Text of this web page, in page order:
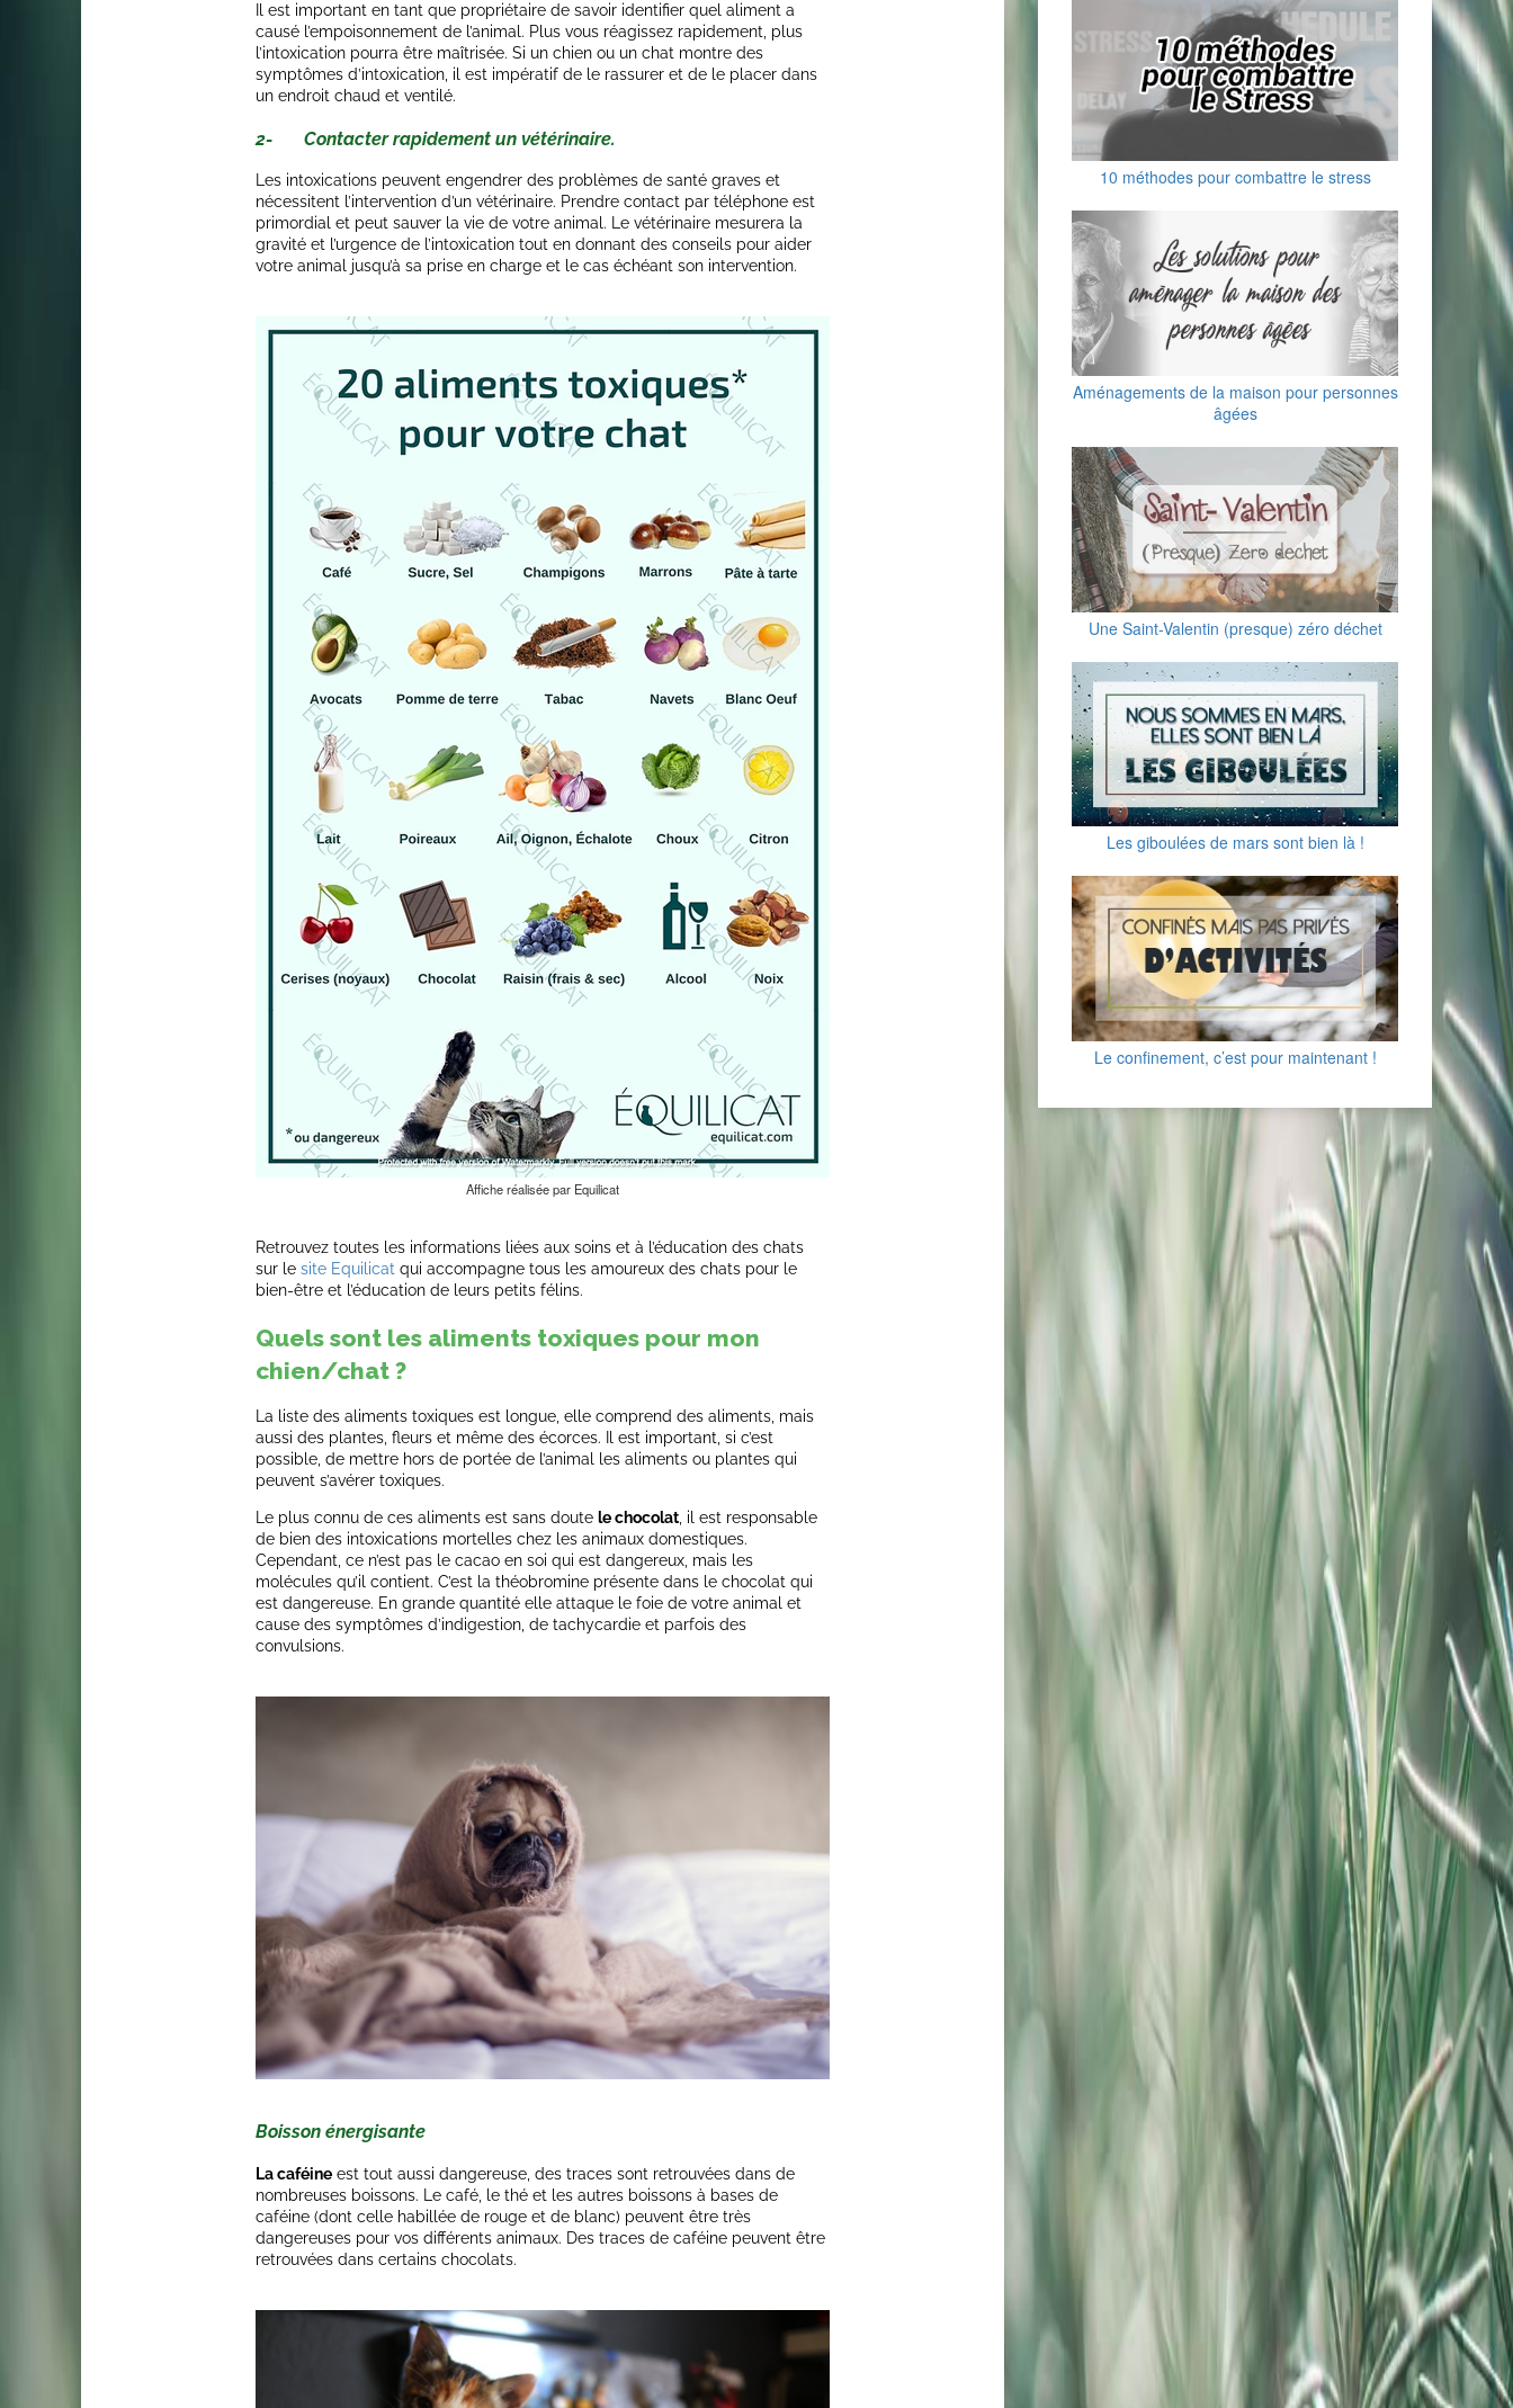
Il est important en tant que propriétaire de savoir identifier quel aliment a
causé l’empoisonnement de l’animal. Plus vous réagissez rapidement, plus
l’intoxication pourra être maîtrisée. Si un chien ou un chat montre des
symptômes d’intoxication, il est impératif de le rassurer et de le placer dans
un endroit chaud et ventilé.
2- Contacter rapidement un vétérinaire.
Les intoxications peuvent engendrer des problèmes de santé graves et
nécessitent l’intervention d’un vétérinaire. Prendre contact par téléphone est
primordial et peut sauver la vie de votre animal. Le vétérinaire mesurera la
gravité et l’urgence de l’intoxication tout en donnant des conseils pour aider
votre animal jusqu’à sa prise en charge et le cas échéant son intervention.
Affiche réalisée par Equilicat
Retrouvez toutes les informations liées aux soins et à l’éducation des chats
sur le site Equilicat qui accompagne tous les amoureux des chats pour le
bien-être et l’éducation de leurs petits félins.
Quels sont les aliments toxiques pour mon
chien/chat ?
La liste des aliments toxiques est longue, elle comprend des aliments, mais
aussi des plantes, fleurs et même des écorces. Il est important, si c’est
possible, de mettre hors de portée de l’animal les aliments ou plantes qui
peuvent s’avérer toxiques.
Le plus connu de ces aliments est sans doute le chocolat, il est responsable
de bien des intoxications mortelles chez les animaux domestiques.
Cependant, ce n’est pas le cacao en soi qui est dangereux, mais les
molécules qu’il contient. C’est la théobromine présente dans le chocolat qui
est dangereuse. En grande quantité elle attaque le foie de votre animal et
cause des symptômes d’indigestion, de tachycardie et parfois des
convulsions.
Boisson énergisante
La caféineest tout aussi dangereuse, des traces sont retrouvées dans de
nombreuses boissons. Le café, le thé et les autres boissons à bases de
caféine (dont celle habillée de rouge et de blanc) peuvent être très
dangereuses pour vos différents animaux. Des traces de caféine peuvent être
retrouvées dans certains chocolats.
10 méthodes pour combattre le stress
Aménagements de la maison pour personnes
âgées
Une Saint-Valentin (presque) zéro déchet
Les giboulées de mars sont bien là !
Le confinement, c’est pour maintenant !